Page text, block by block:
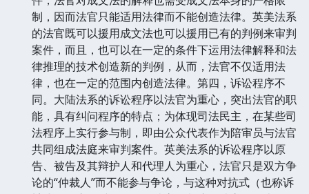
制，因而法官只能适用法律而不能创造法律。英美法系
的法官既可以援用成文法也可以援用已有的判例来审判
案件，而且，也可以在一定的条件下运用法律解释和法
律推理的技术创造新的判例，从而，法官不仅适用法
律，也在一定的范围内创造法律。第四，诉讼程序不
同。大陆法系的诉讼程序以法官为重心，突出法官的职
能，具有纠问程序的特点；为体现司法民主，在某些司
法程序上实行参与制，即由公众代表作为陪审员与法官
共同组成法庭来审判案件。英美法系的诉讼程序以原
告、被告及其辩护人和代理人为重心，法官只是双方争
论的“仲裁人”而不能参与争论，与这种对抗式（也称诉